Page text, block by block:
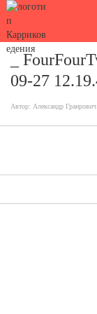
_
09-27
Автор: Александр Граирович